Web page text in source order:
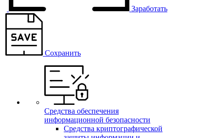
Заработать
Сохранить
Средства обеспечения
информационной безопасности
Средства криптографической